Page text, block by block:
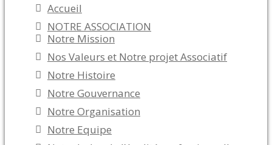
Accueil
NOTRE ASSOCIATION
Notre Mission
Nos Valeurs et Notre projet Associatif
Notre Histoire
Notre Gouvernance
Notre Organisation
Notre Equipe